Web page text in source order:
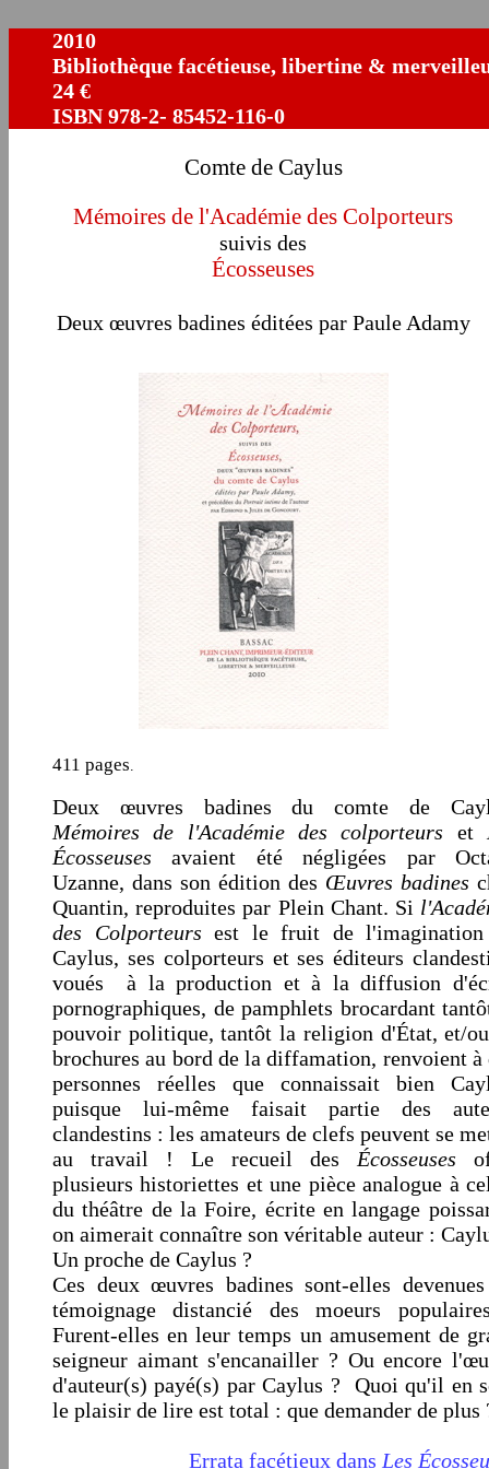
2010
Bibliothèque facétieuse, libertine &
24 €
ISBN 978-2- 85452-116-0
Comte de Caylus
Mémoires de l'Académie des Colporteurs
suivis des
Écosseuses
Deux œuvres badines éditées par Paule Adamy
411 pages
Deux œuvres badines du comte de
Mémoires de l'Académie des colporteurs et
Écosseusesavaient été négligées par
Uzanne, dans son édition des Œuvres badines
Quantin, reproduites par Plein Chant. Si
des Colporteursest le fruit de
Caylus, ses colporteurs et ses éditeurs
voués à la production et à la diffusion
pornographiques, de pamphlets brocardant
pouvoir politique, tantôt la religion d'État, et/
brochures au bord de la diffamation, renvoient à
personnes réelles que connaissait bien
puisque lui-même faisait partie des
clandestins : les amateurs de clefs peuvent se
au travail ! Le recueil des Écosseuses
plusieurs historiettes et une pièce analogue à
du théâtre de la Foire, écrite en langage
on aimerait connaître son véritable auteur :
Un proche de Caylus ?
Ces deux œuvres badines sont-elles
témoignage distancié des moeurs
Furent-elles en leur temps un amusement de
seigneur aimant s'encanailler ? Ou encore
d'auteur(s) payé(s) par Caylus ? Quoi qu'il en
le plaisir de lire est total : que demander de plus
Errata facétieux dans Les